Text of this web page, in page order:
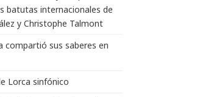
batutas internacionales de
y Christophe Talmont
compartió sus saberes en
Lorca sinfónico